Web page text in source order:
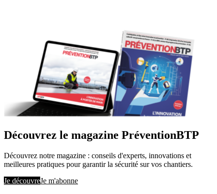
Découvrez le magazine PréventionBTP
Découvrez notre magazine : conseils d'experts, innovations et
meilleures pratiques pour garantir la sécurité sur vos chantiers.
Je découvreJe m'abonne